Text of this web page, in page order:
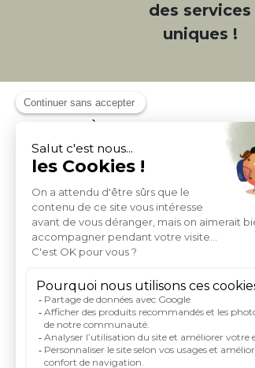
des services
uniques !
À PROPOS DE MILIBOO
Qui sommes nous et nos
Moyens de paiement
Livraison
Conditions générales de Vente
Politique de protection des
Conditions générales d'utilisation
Droits informatique et libertés
Carte de fidelite et parrainage
Rejoignez-nous